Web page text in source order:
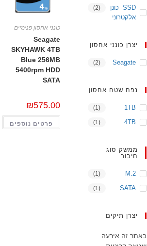
SSD- כונן
אלקטרוני
(2)
יצרן כונני אחסון
Seagate
(2)
נפח שטח אחסון
1TB
(1)
4TB
(1)
ממשק סוג
חיבור
M.2
(1)
SATA
(1)
יצרן תיקים
באתר זה אירעה
כונני אחסון פנימיים
Seagate
SKYHAWK 4TB
Blue 256MB
5400rpm HDD
SATA
₪575.00
פרטים נוספים